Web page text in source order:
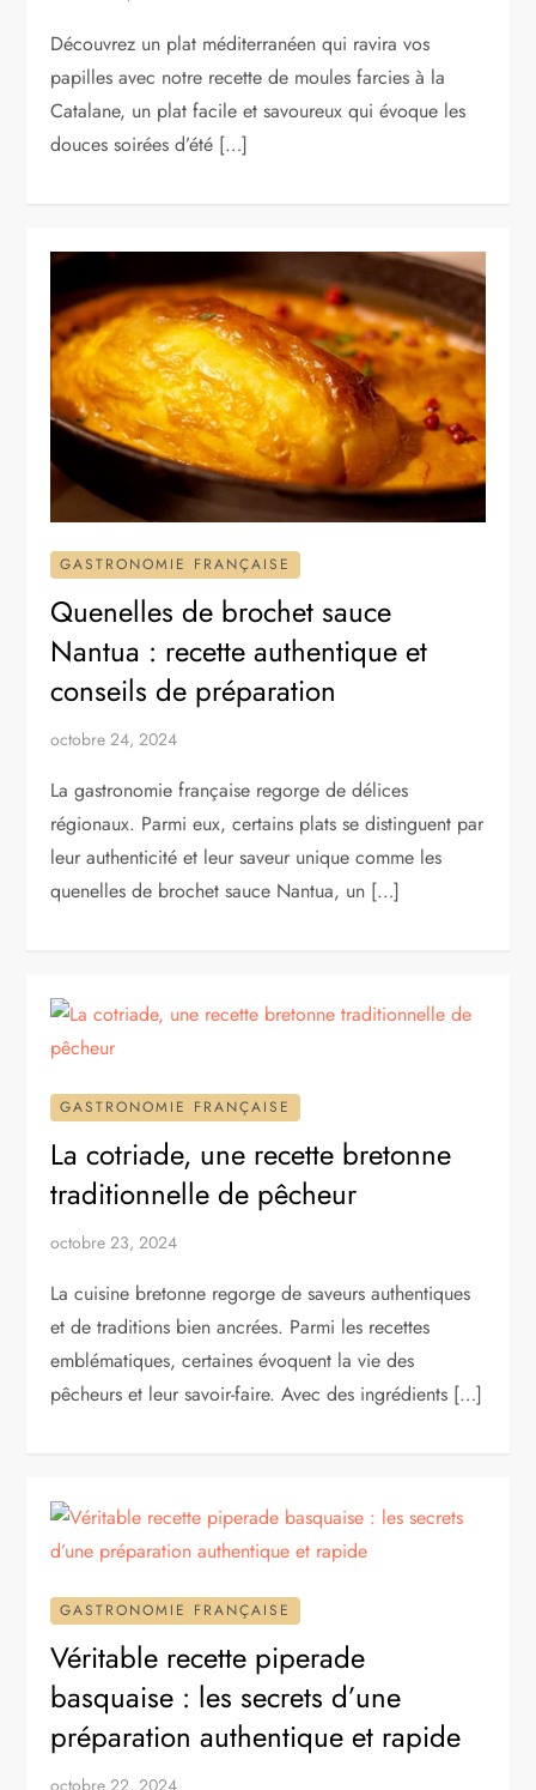
Découvrez un plat méditerranéen qui ravira vos
papilles avec notre recette de moules farcies à la
Catalane, un plat facile et savoureux qui évoque les
douces soirées d’été […]
GASTRONOMIE FRANÇAISE
Quenelles de brochet sauce
Nantua : recette authentique et
conseils de préparation
octobre 24, 2024
La gastronomie française regorge de délices
régionaux. Parmi eux, certains plats se distinguent par
leur authenticité et leur saveur unique comme les
quenelles de brochet sauce Nantua, un […]
GASTRONOMIE FRANÇAISE
La cotriade, une recette bretonne
traditionnelle de pêcheur
octobre 23, 2024
La cuisine bretonne regorge de saveurs authentiques
et de traditions bien ancrées. Parmi les recettes
emblématiques, certaines évoquent la vie des
pêcheurs et leur savoir-faire. Avec des ingrédients […]
GASTRONOMIE FRANÇAISE
Véritable recette piperade
basquaise : les secrets d’une
préparation authentique et rapide